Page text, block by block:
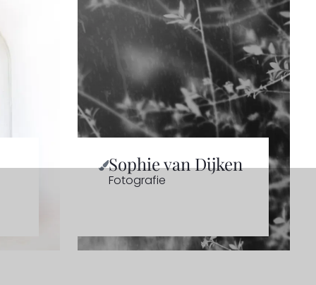
Sophie van Dijken
Fotografie